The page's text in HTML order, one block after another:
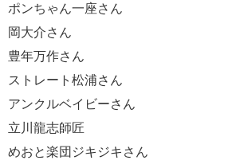
ポンちゃん一座さん
岡大介さん
豊年万作さん
ストレート松浦さん
アンクルベイビーさん
立川龍志師匠
めおと楽団ジキジキさん